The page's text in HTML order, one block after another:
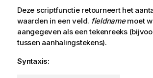
Deze scriptfunctie retourneert het
waarden in een veld. fieldnamemoet
aangegeven als een tekenreeks
tussen aanhalingstekens).
Syntaxis: